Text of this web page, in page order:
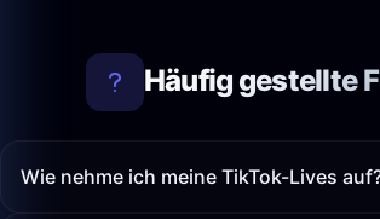
Häufig gestellte
Wie nehme ich meine TikTok-Lives